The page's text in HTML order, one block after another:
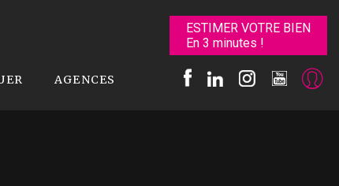
ESTIMER VOTRE BIEN
En 3 minutes !
AGENCES